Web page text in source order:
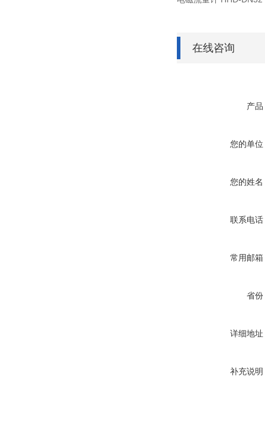
在线咨询
产品
您的单位
您的姓名
联系电话
常用邮箱
省份
详细地址
补充说明